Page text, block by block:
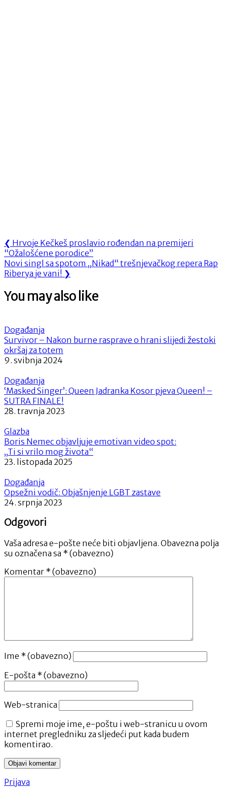
Navigacija
objava
❮ Previous
Post:
Hrvoje Kečkeš proslavio rođendan na premijeri
“Ožalošćene porodice”
Next
Post:
Novi singl sa spotom „Nikad“ trešnjevačkog repera Rap
Riberya je vani! ❯
You may also like
Događanja
Survivor – Nakon burne rasprave o hrani slijedi žestoki
okršaj za totem
9. svibnja 2024
Događanja
‘Masked Singer’: Queen Jadranka Kosor pjeva Queen! –
SUTRA FINALE!
28. travnja 2023
Glazba
Boris Nemec objavljuje emotivan video spot:
„Ti si vrilo mog života“
23. listopada 2025
Događanja
Opsežni vodič: Objašnjenje LGBT zastave
24. srpnja 2023
Odgovori
Vaša adresa e-pošte neće biti objavljena. Obavezna polja
su označena sa * (obavezno)
Komentar * (obavezno)
Ime * (obavezno)
E-pošta * (obavezno)
Web-stranica
Spremi moje ime, e-poštu i web-stranicu u ovom
internet pregledniku za sljedeći put kada budem
komentirao.
Prijava